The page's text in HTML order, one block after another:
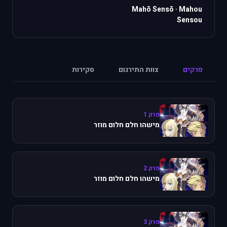
Mahō Sensō · Mahou
Sensou
פרקים צוות התירגום סקירות
פרק 1
מישהו חלם חלום מוזר
פרק 2
מישהו חלם חלום מוזר
פרק 3